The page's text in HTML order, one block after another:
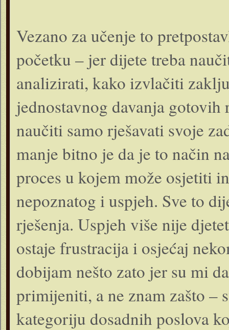
Vezano za učenje to
početku – jer dijete treba
analizirati, kako izvlačiti
jednostavnog davanja
naučiti samo rješavati svoje
manje bitno je da je to način
proces u kojem može osjetiti
nepoznatog i uspjeh. Sve to
rješenja. Uspjeh više nije
ostaje frustracija i osjećaj
dobijam nešto zato jer su mi
primijeniti, a ne znam zašto –
kategoriju dosadnih poslova